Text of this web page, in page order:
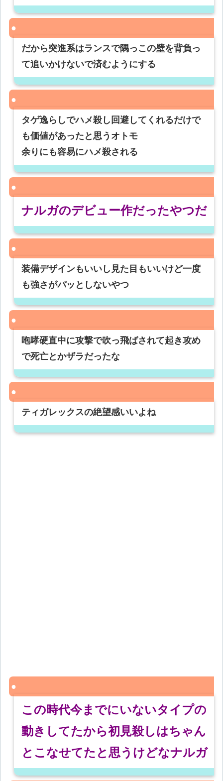
だから突進系はランスで隅っこの壁を背負っ
て追いかけないで済むようにする
タゲ逸らしでハメ殺し回避してくれるだけで
も価値があったと思うオトモ
余りにも容易にハメ殺される
ナルガのデビュー作だったやつだ
装備デザインもいいし見た目もいいけど一度
も強さがパッとしないやつ
咆哮硬直中に攻撃で吹っ飛ばされて起き攻め
で死亡とかザラだったな
ティガレックスの絶望感いいよね
この時代今までにいないタイプの
動きしてたから初見殺しはちゃん
とこなせてたと思うけどなナルガ